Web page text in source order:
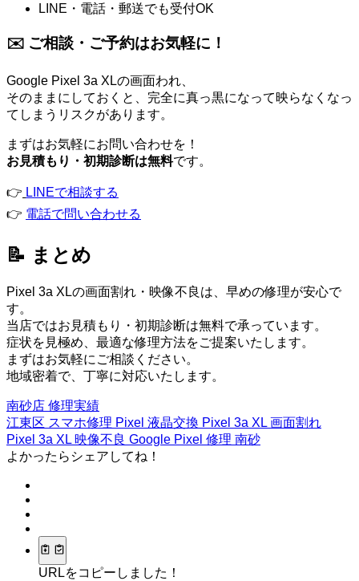
LINE・電話・郵送でも受付OK
✉️ ご相談・ご予約はお気軽に！
Google Pixel 3a XLの画面われ、
そのままにしておくと、完全に真っ黒になって映らなくなっ
てしまうリスクがあります。
まずはお気軽にお問い合わせを！
お見積もり・初期診断は無料です。
👉 LINEで相談する
👉 電話で問い合わせる
📝 まとめ
Pixel 3a XLの画面割れ・映像不良は、早めの修理が安心で
す。
当店ではお見積もり・初期診断は無料で承っています。
症状を見極め、最適な修理方法をご提案いたします。
まずはお気軽にご相談ください。
地域密着で、丁寧に対応いたします。
南砂店 修理実績
江東区 スマホ修理 Pixel 液晶交換 Pixel 3a XL 画面割れ
Pixel 3a XL 映像不良 Google Pixel 修理 南砂
よかったらシェアしてね！
URLをコピーしました！